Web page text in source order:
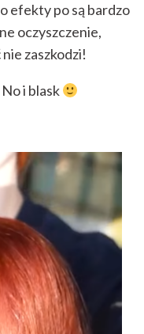
efekty po są bardzo
oczyszczenie,
zaszkodzi!
No i blask